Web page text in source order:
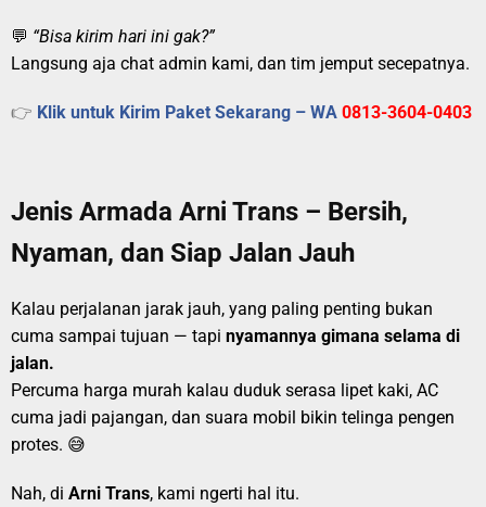
💬 “Bisa kirim hari ini gak?”
Langsung aja chat admin kami, dan tim jemput secepatnya.
👉 Klik untuk Kirim Paket Sekarang – WA 0813-3604-0403
Jenis Armada Arni Trans – Bersih,
Nyaman, dan Siap Jalan Jauh
Kalau perjalanan jarak jauh, yang paling penting bukan
cuma sampai tujuan — tapi nyamannya gimana selama di
jalan.
Percuma harga murah kalau duduk serasa lipet kaki, AC
cuma jadi pajangan, dan suara mobil bikin telinga pengen
protes. 😅
Nah, di Arni Trans, kami ngerti hal itu.